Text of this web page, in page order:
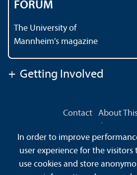
FORUM
The University of
Mannheim's magazine
+ Getting Involved
Contact
About
Sitemap
House Rules Safety
In order to improve
user experience for the visitors
use cookies and store